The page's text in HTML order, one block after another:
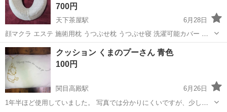
700円
天下茶屋駅
6月28日
顔マクラ エステ 施術用枕 うつぶせ枕 うつぶせ寝 洗濯可能カバー ポ
リウレタン充填 数回しか使用しておらず、全体的に状態は良好です。
カバーは取り外して洗うことができます。
大阪 大阪市 天下茶屋駅 状態
クッション くまのプーさん 青色
100円
関目高殿駅
6月26日
1年半ほど使用していました。 写真では分かりにくいですが、少し汚